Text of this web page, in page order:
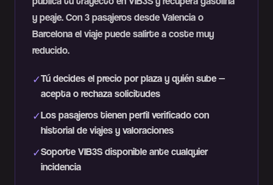
y peaje. Con 3 pasajeros desde Valencia o
Barcelona el viaje puede salirte a coste muy
reducido.
✓Tú decides el precio por plaza y quién sube —
acepta o rechaza solicitudes
✓Los pasajeros tienen perfil verificado con
historial de viajes y valoraciones
✓Soporte VIB3S disponible ante cualquier
incidencia